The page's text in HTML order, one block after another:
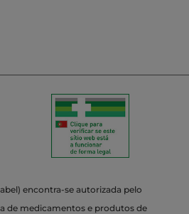
encontra-se autorizada pelo
de medicamentos e produtos de